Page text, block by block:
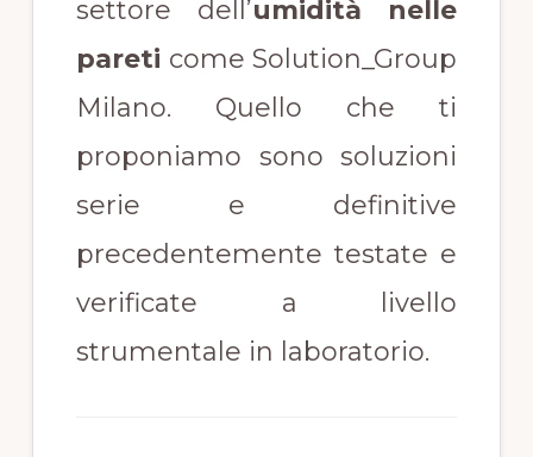
settore dell’umidità nelle
pareti come Solution_Group
Milano. Quello che ti
proponiamo sono soluzioni
serie e definitive
precedentemente testate e
verificate a livello
strumentale in laboratorio.